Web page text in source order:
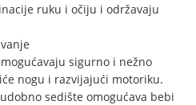
ruku i očiju i održavaju
sigurno i nežno
nogu i razvijajući motoriku.
sedište omogućava bebi